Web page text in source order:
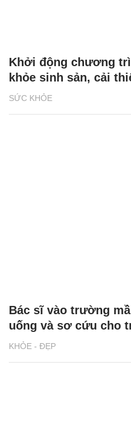
SỨC KHỎE
Khởi động chương
khỏe sinh sản, cải
KHỎE - ĐẸP
Bác sĩ vào trường
uống và sơ cứu cho